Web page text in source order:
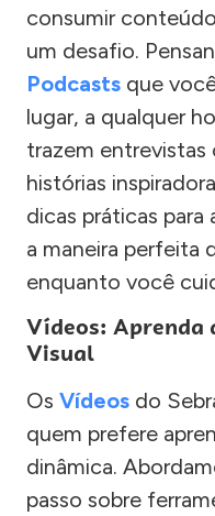
consumir
um desafio.
Podcasts que
lugar, a qualquer
trazem entrevistas
histórias
dicas práticas para
a maneira perfeita
enquanto você
Vídeos: Aprenda
Visual
Os Vídeos do
quem prefere
dinâmica.
passo sobre